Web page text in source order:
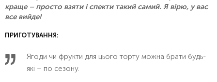
краще – просто взяти і спекти такий самий. Я вірю, у вас
все вийде!
ПРИГОТУВАННЯ:
Ягоди чи фрукти для цього торту можна брати будь-
які – по сезону.